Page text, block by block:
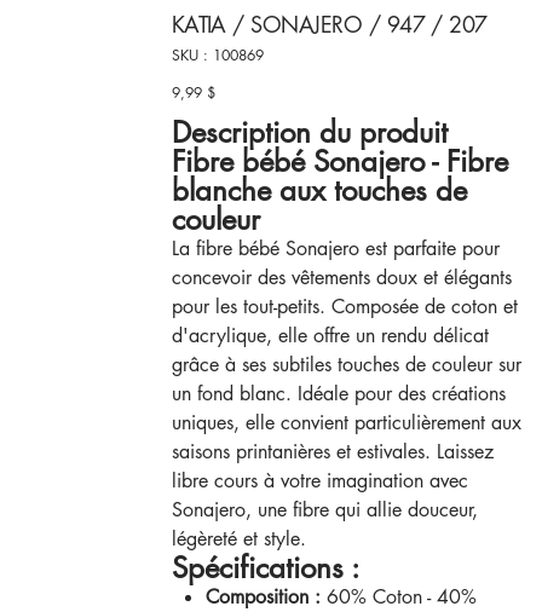
KATIA / SONAJERO / 947 / 207
SKU :
SKU
100869
100869
Prix
9,99 $
Description du produit
Fibre bébé Sonajero - Fibre
blanche aux touches de
couleur
La fibre bébé Sonajero est parfaite pour
concevoir des vêtements doux et élégants
pour les tout-petits. Composée de coton et
d'acrylique, elle offre un rendu délicat
grâce à ses subtiles touches de couleur sur
un fond blanc. Idéale pour des créations
uniques, elle convient particulièrement aux
saisons printanières et estivales. Laissez
libre cours à votre imagination avec
Sonajero, une fibre qui allie douceur,
légèreté et style.
Spécifications :
Composition : 60% Coton - 40%